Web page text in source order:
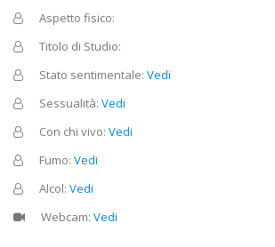
Aspetto fisico:
Titolo di Studio:
Stato sentimentale: Vedi
Sessualità: Vedi
Con chi vivo: Vedi
Fumo: Vedi
Alcol: Vedi
Webcam: Vedi